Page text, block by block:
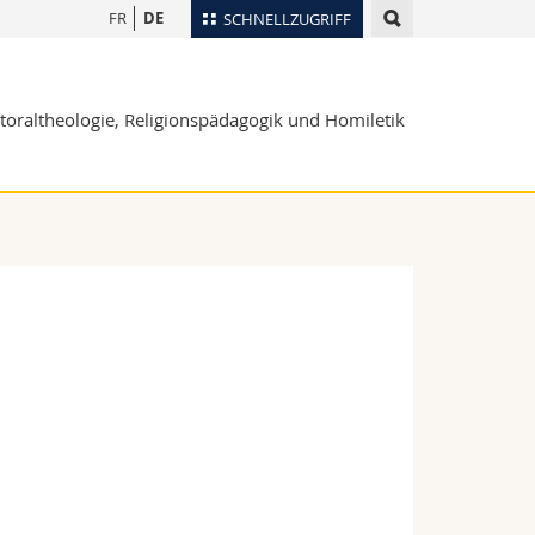
SCHNELLZUGRIFF
Ortsplan
Webmail
FR DE
Religionspädagogik und Homiletik